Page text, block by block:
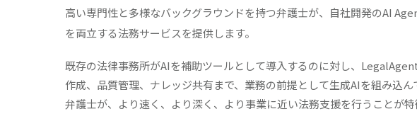
高い専門性と多様なバックグラウンドを持つ弁護士が、自社開発のAI
を両立する法務サービスを提供します。
既存の法律事務所がAIを補助ツールとして導入するのに対し、
作成、品質管理、ナレッジ共有まで、業務の前提として生成AIを組み込
弁護士が、より速く、より深く、より事業に近い法務支援を行うことが特